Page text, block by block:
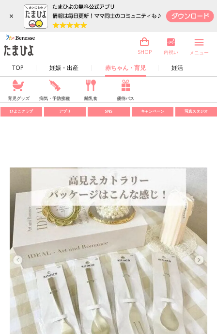
×
TOP 妊娠・出産 赤ちゃん・育児 妊活
SHOP 内祝い メニュー
育児グッズ 病気・予防接種 離乳食 優待パス
ひよこクラブ アプリ SNS キャンペーン 写真スタジオ